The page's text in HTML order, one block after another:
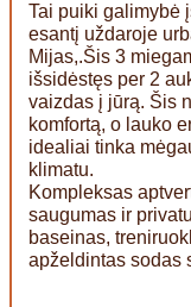
Tai puiki galimybė
esantį uždaroje
Mijas,.Šis 3
išsidėstęs per 2
vaizdas į jūrą. Šis
komfortą, o lauko
idealiai tinka
klimatu.
Kompleksas
saugumas ir
baseinas,
apželdintas sodas